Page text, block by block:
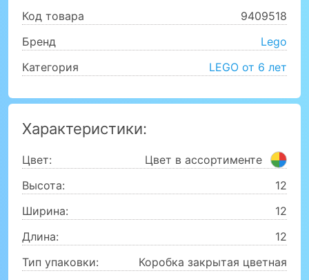
Код товара
9409518
Бренд
Lego
Категория
LEGO от 6 лет
Характеристики:
Цвет:
Цвет в ассортименте
Высота:
12
Ширина:
12
Длина:
12
Тип упаковки:
Коробка закрытая цветная